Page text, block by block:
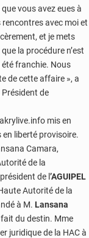
vous avez eues à
avec moi et
et je mets
la procédure n’est
été franchie. Nous
de cette affaire », a
Président de
mis en
en liberté provisoire.
Camara,
de la
de l’AGUIPEL
Autorité de la
à M. Lansana
du destin. Mme
juridique de la HAC à